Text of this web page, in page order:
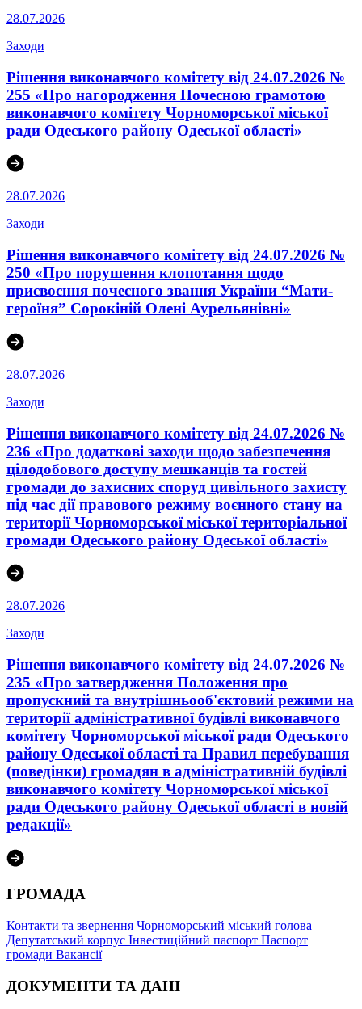
28.07.2026
Заходи
Рішення виконавчого комітету від 24.07.2026 №
255 «Про нагородження Почесною грамотою
виконавчого комітету Чорноморської міської
ради Одеського району Одеської області»
28.07.2026
Заходи
Рішення виконавчого комітету від 24.07.2026 №
250 «Про порушення клопотання щодо
присвоєння почесного звання України “Мати-
героїня” Сорокіній Олені Аурельянівні»
28.07.2026
Заходи
Рішення виконавчого комітету від 24.07.2026 №
236 «Про додаткові заходи щодо забезпечення
цілодобового доступу мешканців та гостей
громади до захисних споруд цивільного захисту
під час дії правового режиму воєнного стану на
території Чорноморської міської територіальної
громади Одеського району Одеської області»
28.07.2026
Заходи
Рішення виконавчого комітету від 24.07.2026 №
235 «Про затвердження Положення про
пропускний та внутрішньооб'єктовий режими на
території адміністративної будівлі виконавчого
комітету Чорноморської міської ради Одеського
району Одеської області та Правил перебування
(поведінки) громадян в адміністративній будівлі
виконавчого комітету Чорноморської міської
ради Одеського району Одеської області в новій
редакції»
ГРОМАДА
Контакти та звернення Чорноморський міський голова
Депутатський корпус Інвестиційний паспорт Паспорт
громади Вакансії
ДОКУМЕНТИ ТА ДАНІ